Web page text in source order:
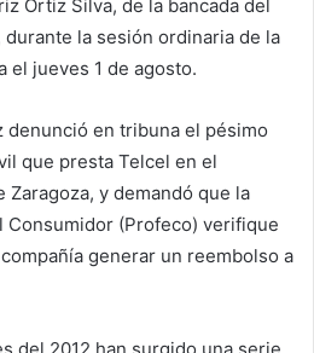
Ortiz Silva, de la bancada del
la sesión ordinaria de la
el jueves 1 de agosto.
denunció en tribuna el pésimo
que presta Telcel en el
y demandó que la
Consumidor (Profeco) verifique
generar un reembolso a